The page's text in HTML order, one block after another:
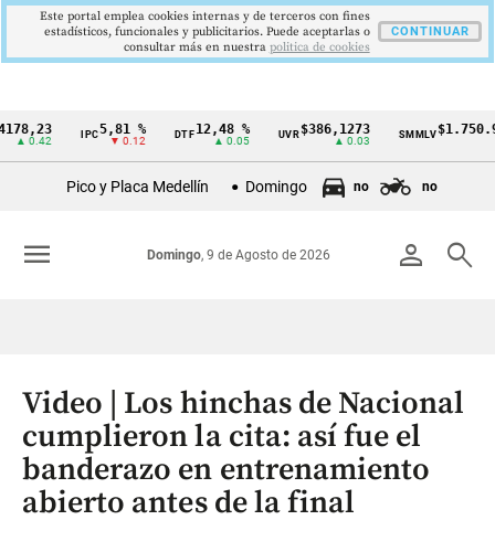
Cintillo
Colombia
IPC 5,81 %
▼ 0.12
DTF 12,48 %
▲ 0.05
UVR $386,1273
▲ 0.03
SMMLV $1.750.905
Pico y Placa Medellín Domingo no no
person search
Domingo, 9 de Agosto de 2026
menu
Video | Los hinchas de Nacional
cumplieron la cita: así fue el
banderazo en entrenamiento
abierto antes de la final
Este portal emplea cookies internas y de terceros con fines
estadísticos, funcionales y publicitarios. Puede aceptarlas o
consultar más en nuestra politica de cookies
CONTINUAR